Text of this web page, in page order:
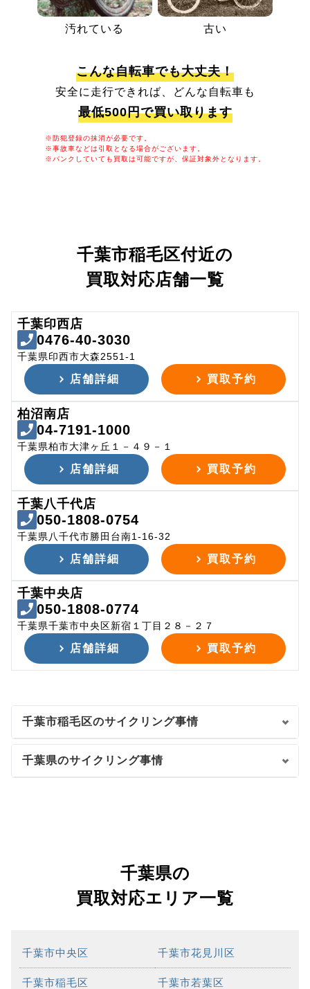
汚れている 古い
こんな自転車でも大丈夫！
安全に走行できれば、どんな自転車も
最低500円で買い取ります
※防犯登録の抹消が必要です。
※事故車などは引取となる場合がございます。
※パンクしていても買取は可能ですが、保証対象外となります。
千葉市稲毛区付近の
買取対応店舗一覧
千葉印西店
0476-40-3030
千葉県印西市大森2551-1
店舗詳細 買取予約
柏沼南店
04-7191-1000
千葉県柏市大津ヶ丘１－４９－１
店舗詳細 買取予約
千葉八千代店
050-1808-0754
千葉県八千代市勝田台南1-16-32
店舗詳細 買取予約
千葉中央店
050-1808-0774
千葉県千葉市中央区新宿１丁目２８－２７
店舗詳細 買取予約
千葉市稲毛区のサイクリング事情
千葉県のサイクリング事情
千葉県の
買取対応エリア一覧
千葉市中央区 千葉市花見川区
千葉市稲毛区 千葉市若葉区